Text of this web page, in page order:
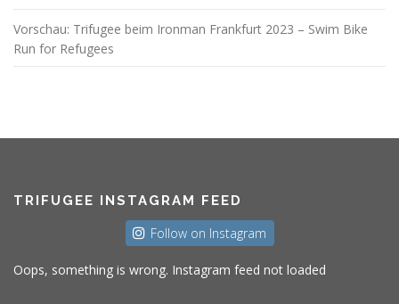
Vorschau: Trifugee beim Ironman Frankfurt 2023 – Swim Bike
Run for Refugees
TRIFUGEE INSTAGRAM FEED
Follow on Instagram
Oops, something is wrong. Instagram feed not loaded